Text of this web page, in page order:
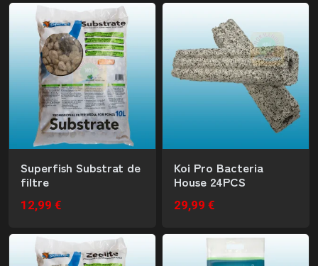
Superfish Substrat de
filtre
12,99 €
Koi Pro Bacteria
House 24PCS
29,99 €